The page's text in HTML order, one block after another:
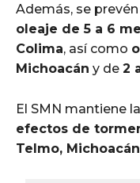
Además, se prevén
oleaje de 5 a 6
Colima, así como
Michoacán y de 2
El SMN mantiene la
efectos de
Telmo, Michoacán